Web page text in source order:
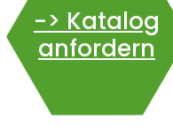
-> Katalog
anfordern